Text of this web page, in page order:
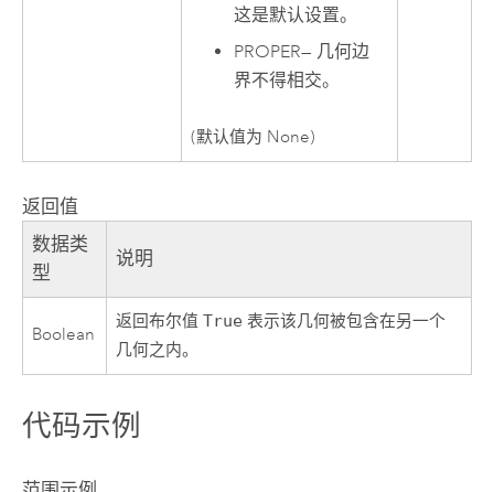
这是默认设置。
PROPER— 几何边
界不得相交。
(默认值为 None)
返回值
数据类
型
说明
Boolean
返回布尔值True 表示该几何被包含在另一个
几何之内。
代码示例